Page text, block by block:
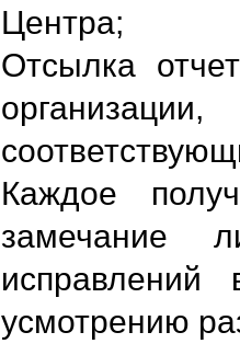
Центра;
Отсылка
Каждое
замечание
исправлений
усмотрению